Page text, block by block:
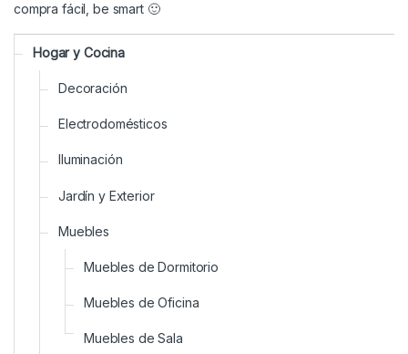
compra fácil, be smart 🙂
Hogar y Cocina
Decoración
Electrodomésticos
Iluminación
Jardín y Exterior
Muebles
Muebles de Dormitorio
Muebles de Oficina
Muebles de Sala